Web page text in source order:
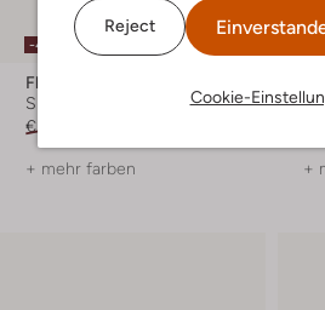
Reject
Cookie-
-40%
Floris Van Bommel
Sneaker Low
€ 239,99
+ mehr farben +